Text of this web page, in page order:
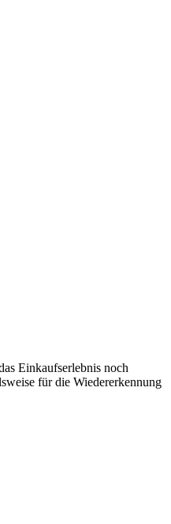
Einkaufserlebnis noch
für die Wiedererkennung